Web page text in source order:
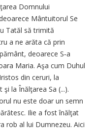
Domnului
Mântuitorul Se
Tatăl să trimită
a ne arăta că prin
deoarece S‑a
Maria. Aşa cum Duhul
din ceruri, la
la Înălţarea Sa (...).
nu este doar un semn
Ilie a fost înălţat
rob al lui Dumnezeu. Aici